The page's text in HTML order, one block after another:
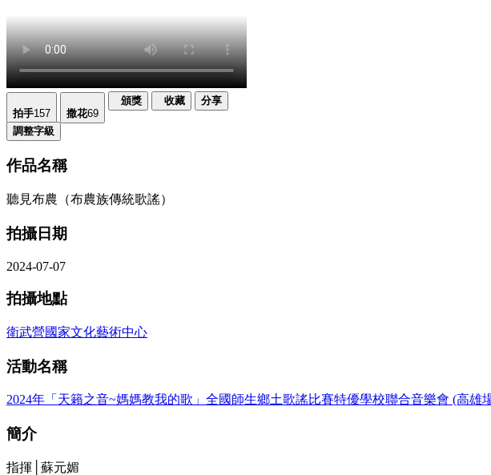
拍手157 撒花69
頒獎 收藏 分享
調整字級
作品名稱
聽見布農（布農族傳統歌謠）
拍攝日期
2024-07-07
拍攝地點
衛武營國家文化藝術中心
活動名稱
2024年「天籟之音~媽媽教我的歌」全國師生鄉土歌謠比賽特優學校聯合音樂會 (高雄
簡介
指揮│蘇元媚